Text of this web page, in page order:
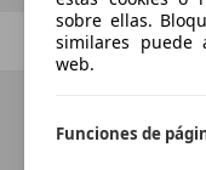
Anterior
sobre ellas.
similares puede
web.
Funciones de